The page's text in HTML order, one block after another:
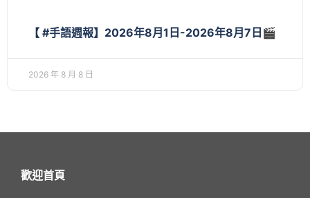
【 #手語週報】2026年8月1日-2026年8月7日🎬
2026 年 8 月 8 日
歡迎首頁